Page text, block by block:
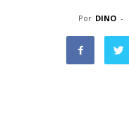
Por DINO -